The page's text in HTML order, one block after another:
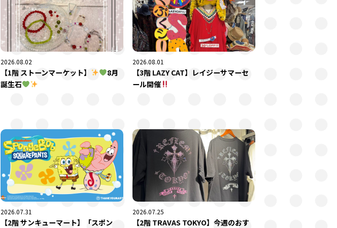
2026.08.02
【1階 ストーンマーケット】
8月
誕生石
2026.08.01
【3階 LAZY CAT】レイジーサマーセ
ール開催
2026.07.31
【2階 サンキューマート】「スポン
2026.07.25
【2階 TRAVAS TOKYO】今週のおす